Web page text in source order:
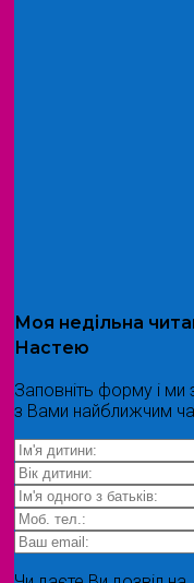
Моя недільна
Настею
Заповніть форму і
з Вами найближчим